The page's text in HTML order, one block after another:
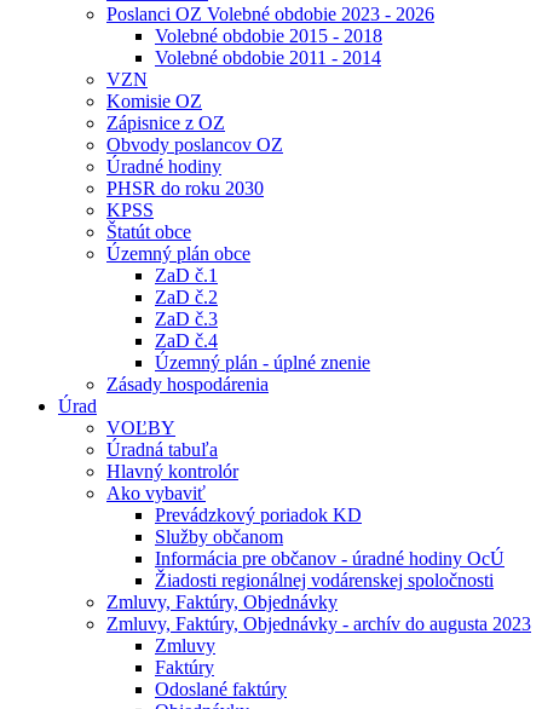
Poslanci OZ Volebné obdobie 2023 - 2026
Volebné obdobie 2015 - 2018
Volebné obdobie 2011 - 2014
VZN
Komisie OZ
Zápisnice z OZ
Obvody poslancov OZ
Úradné hodiny
PHSR do roku 2030
KPSS
Štatút obce
Územný plán obce
ZaD č.1
ZaD č.2
ZaD č.3
ZaD č.4
Územný plán - úplné znenie
Zásady hospodárenia
Úrad
VOĽBY
Úradná tabuľa
Hlavný kontrolór
Ako vybaviť
Prevádzkový poriadok KD
Služby občanom
Informácia pre občanov - úradné hodiny OcÚ
Žiadosti regionálnej vodárenskej spoločnosti
Zmluvy, Faktúry, Objednávky
Zmluvy, Faktúry, Objednávky - archív do augusta 2023
Zmluvy
Faktúry
Odoslané faktúry